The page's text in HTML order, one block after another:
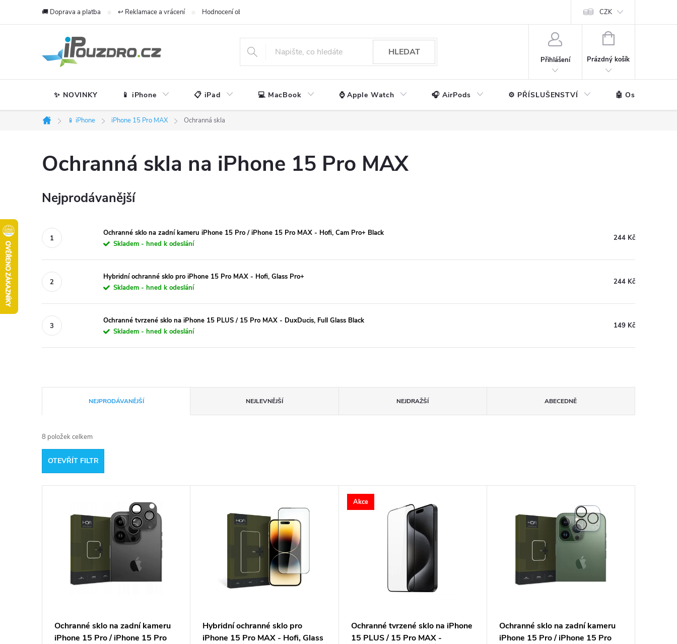
🚚 Doprava a platba ↩️ Reklamace a vrácení Hodnocení obchodu CZK
HLEDAT
Přihlášení
NÁKUPNÍ
Prázdný košík
✨ NOVINKY 📱 iPhone 📋 iPad 💻 MacBook ⌚ Apple Watch 🎧 AirPods ⚙️ PŘÍSLUŠENSTVÍ 🤖 Ostatní
Domů
📱 iPhone iPhone 15 Pro MAX Ochranná skla
Ochranná skla na iPhone 15 Pro MAX
Nejprodávanější
Ochranné sklo na zadní kameru iPhone 15 Pro / iPhone 15 Pro MAX - Hofi, Cam Pro+ Black
Skladem - hned k odeslání
244 Kč
Hybridní ochranné sklo pro iPhone 15 Pro MAX - Hofi, Glass Pro+
Skladem - hned k odeslání
244 Kč
Ochranné tvrzené sklo na iPhone 15 PLUS / 15 Pro MAX - DuxDucis, Full Glass Black
Skladem - hned k odeslání
149 Kč
a
z
e
NEJPRODÁVANĚJŠÍ NEJLEVNĚJŠÍ NEJDRAŽŠÍ ABECEDNĚ
8 položek celkem
OTEVŘÍT FILTR
Ochranné sklo na zadní kameru
iPhone 15 Pro / iPhone 15 Pro
Hybridní ochranné sklo pro
iPhone 15 Pro MAX - Hofi, Glass
Akce
Ochranné tvrzené sklo na iPhone
15 PLUS / 15 Pro MAX -
Ochranné sklo na zadní kameru
iPhone 15 Pro / iPhone 15 Pro